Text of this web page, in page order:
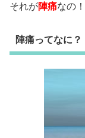
それが陣痛なの！
陣痛ってなに？